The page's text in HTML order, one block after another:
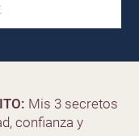
Mis 3 secretos
confianza y